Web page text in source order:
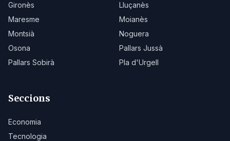
Gironès
Lluçanès
Maresme
Moianès
Montsià
Noguera
Osona
Pallars Jussà
Pallars Sobirà
Pla d'Urgell
Seccions
Economia
Tecnologia